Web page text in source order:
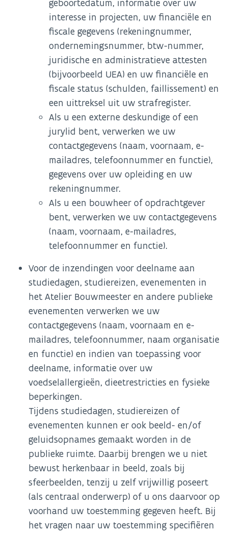
geboortedatum, informatie over uw
interesse in projecten, uw financiële en
fiscale gegevens (rekeningnummer,
ondernemingsnummer, btw-nummer,
juridische en administratieve attesten
(bijvoorbeeld UEA) en uw financiële en
fiscale status (schulden, faillissement) en
een uittreksel uit uw strafregister.
Als u een externe deskundige of een
jurylid bent, verwerken we uw
contactgegevens (naam, voornaam, e-
mailadres, telefoonnummer en functie),
gegevens over uw opleiding en uw
rekeningnummer.
Als u een bouwheer of opdrachtgever
bent, verwerken we uw contactgegevens
(naam, voornaam, e-mailadres,
telefoonnummer en functie).
Voor de inzendingen voor deelname aan
studiedagen, studiereizen, evenementen in
het Atelier Bouwmeester en andere publieke
evenementen verwerken we uw
contactgegevens (naam, voornaam en e-
mailadres, telefoonnummer, naam organisatie
en functie) en indien van toepassing voor
deelname, informatie over uw
voedselallergieën, dieetrestricties en fysieke
beperkingen.
Tijdens studiedagen, studiereizen of
evenementen kunnen er ook beeld- en/of
geluidsopnames gemaakt worden in de
publieke ruimte. Daarbij brengen we u niet
bewust herkenbaar in beeld, zoals bij
sfeerbeelden, tenzij u zelf vrijwillig poseert
(als centraal onderwerp) of u ons daarvoor op
voorhand uw toestemming gegeven heeft. Bij
het vragen naar uw toestemming specifiëren